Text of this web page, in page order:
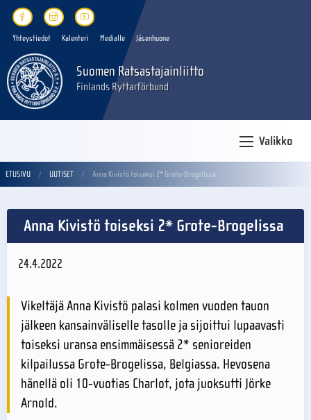
Yhteystiedot Kalenteri Medialle Jäsenhuone
Suomen Ratsastajainliitto
Finlands Ryttarförbund
Valikko
ETUSIVU UUTISET Anna Kivistö toiseksi 2* Grote-Brogelissa
Anna Kivistö toiseksi 2* Grote-Brogelissa
24.4.2022
Vikeltäjä Anna Kivistö palasi kolmen vuoden tauon
jälkeen kansainväliselle tasolle ja sijoittui lupaavasti
toiseksi uransa ensimmäisessä 2* senioreiden
kilpailussa Grote-Brogelissa, Belgiassa. Hevosena
hänellä oli 10-vuotias Charlot, jota juoksutti Jörke
Arnold.